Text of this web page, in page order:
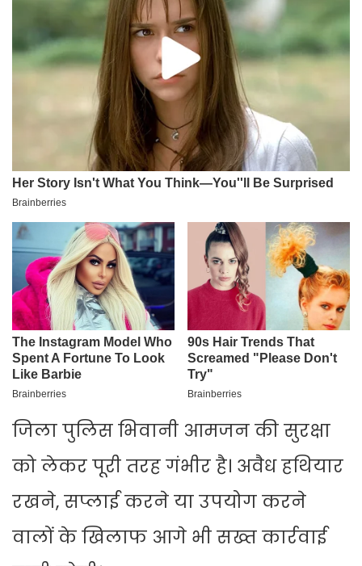
जिला पुलिस भिवानी आमजन की सुरक्षा
को लेकर पूरी तरह गंभीर है। अवैध हथियार
रखने, सप्लाई करने या उपयोग करने
वालों के खिलाफ आगे भी सख्त कार्रवाई